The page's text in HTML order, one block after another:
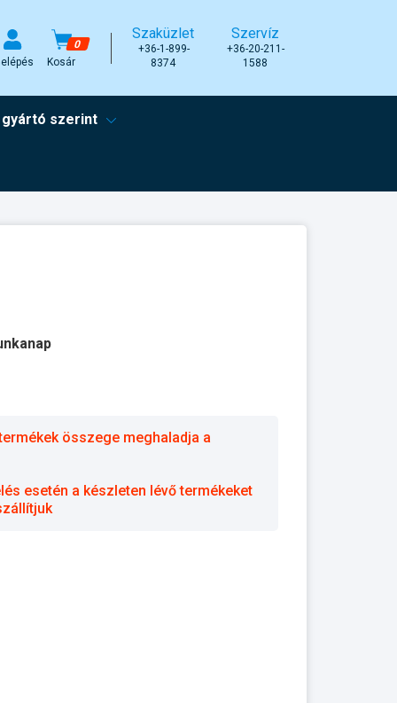
0
Kosár
Szaküzlet
+36-1-899-
8374
Szervíz
+36-20-211-
1588
szerint
összege meghaladja a
esetén a készleten lévő termékeket